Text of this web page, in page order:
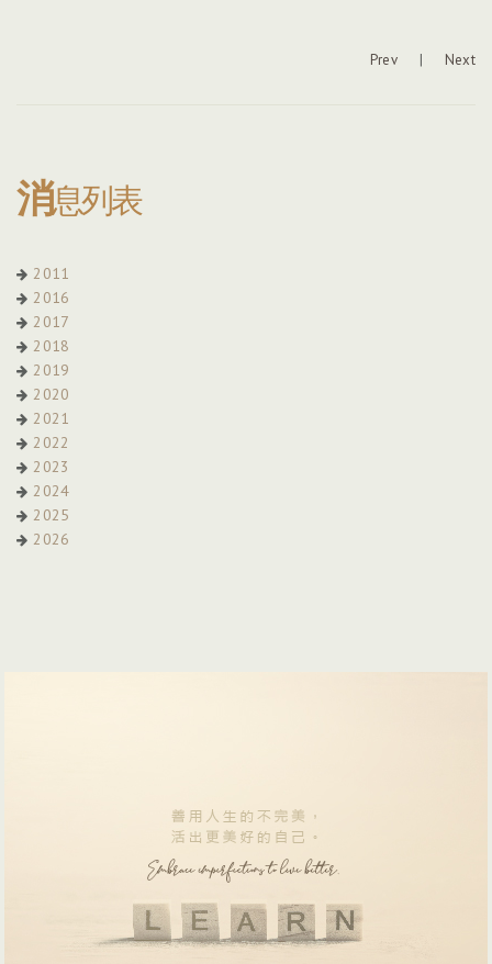
Prev| Next
消息列表
2011
2016
2017
2018
2019
2020
2021
2022
2023
2024
2025
2026